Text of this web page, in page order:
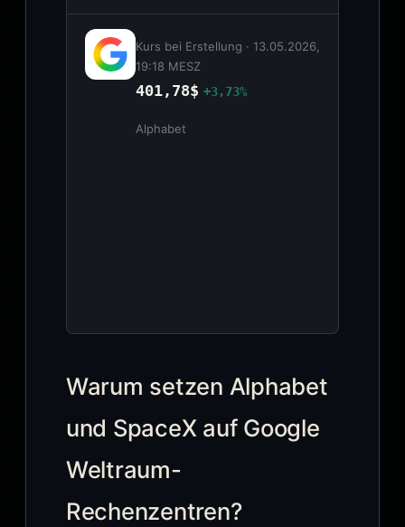
Kurs bei Erstellung · 13.05.2026,
19:18 MESZ
401,78$ +3,73%
Alphabet
Warum setzen Alphabet
und SpaceX auf Google
Weltraum-
Rechenzentren?